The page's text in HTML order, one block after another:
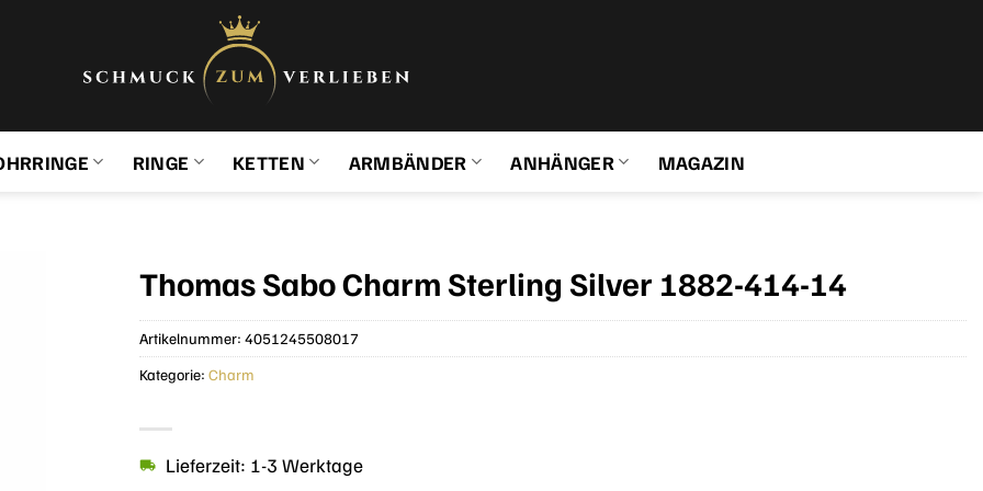
RINGE KETTEN ARMBÄNDER ANHÄNGER MAGAZIN
Thomas Sabo Charm Sterling Silver 1882-414-14
Lieferzeit: 1-3 Werktage
Artikelnummer: 4051245508017
Kategorie: Charm